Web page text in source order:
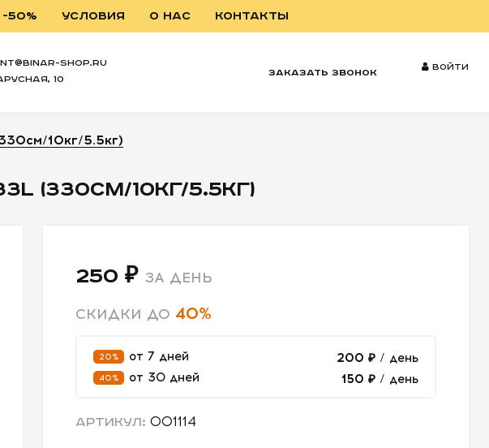
50% УСЛОВИЯ О НАС КОНТАКТЫ
shop.ru
10
заказать звонок Войти
10кг/5.5кг)
(330СМ/10КГ/5.5КГ)
250 ₽ ЗА ДЕНЬ
СКИДКИ ДО 40%
20% от 7 дней 200 ₽/ день
40% от 30 дней 150 ₽/ день
АРТИКУЛ: 001114